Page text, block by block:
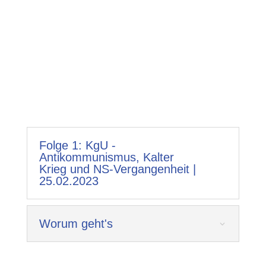
Folge 1: KgU -
Antikommunismus, Kalter
Krieg und NS-Vergangenheit |
25.02.2023
Worum geht's